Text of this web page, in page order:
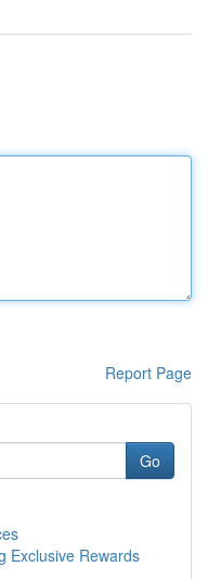
Report Page
Go
Exclusive Rewards